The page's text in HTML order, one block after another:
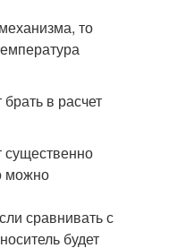
то
в расчет
существенно
можно
сравнивать с
будет